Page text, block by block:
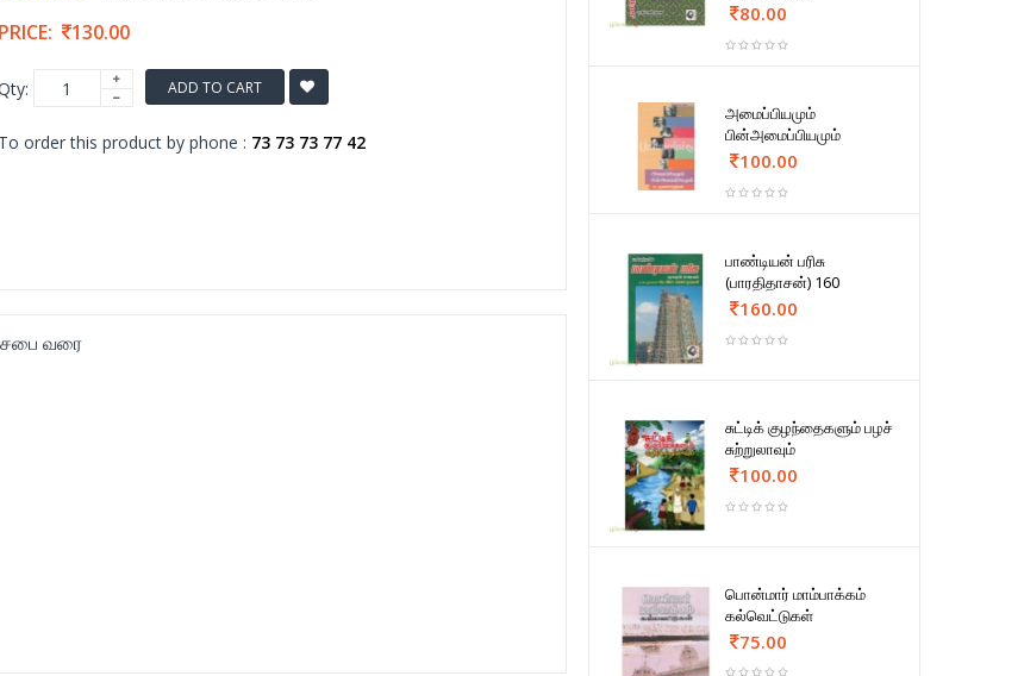
PRICE: 130.00
ADD TO CART
To order this product by phone : 73 73 73 77 42
வரை
80.00
அமைப்பியமும்
பின்அமைப்பியமும்
100.00
பாண்டியன் பரிசு
(பாரதிதாசன்) 160
160.00
சுட்டிக் குழந்தைகளும் பழச்
சுற்றுலாவும்
100.00
பொன்மார் மாம்பாக்கம்
கல்வெட்டுகள்
75.00